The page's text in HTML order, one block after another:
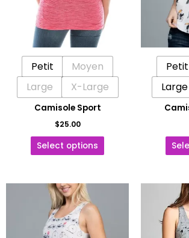
Petit
Moyen
Large
X-Large
Camisole Sport
$25.00
Select options
Les
options
la
Petit
Large
plusieurs